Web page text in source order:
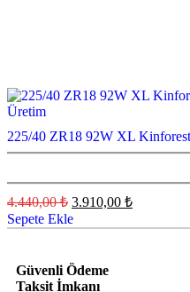
225/40 ZR18 92W XL
4.440,00₺ Orijinal
fiyat:
4.440,00 ₺.
3.910,00 ₺Şu
fiyat:
Sepete Ekle
Güvenli Ödeme
Taksit İmkanı